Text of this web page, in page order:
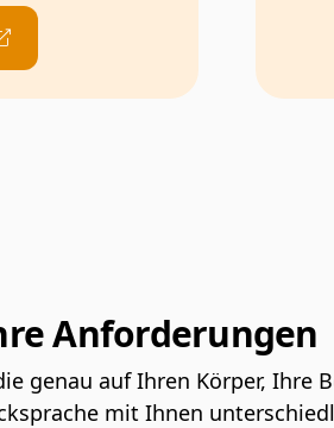
Anforderungen
genau auf Ihren Körper, Ihre
mit Ihnen